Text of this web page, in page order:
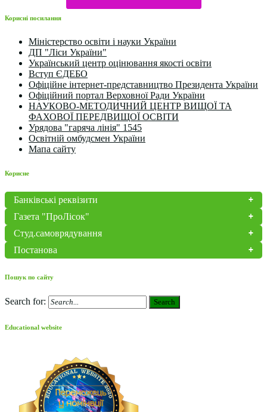
Корисні посилання
Міністерство освіти і науки України
ДП "Ліси України"
Український центр оцінювання якості освіти
Вступ ЄДЕБО
Офіційне інтернет-представництво Президента України
Офіційний портал Верховної Ради України
НАУКОВО-МЕТОДИЧНИЙ ЦЕНТР ВИЩОЇ ТА
ФАХОВОЇ ПЕРЕДВИЩОЇ ОСВІТИ
Урядова "гаряча лінія" 1545
Освітній омбудсмен України
Мапа сайту
Корисне
Банківські реквізити
Газета "ПроЛісок"
Студ.самоврядування
Постанова
Пошук по сайту
Search for: Search
Educational website